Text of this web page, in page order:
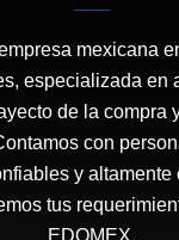
mexicana
especializada en
de la compra
con
y altamente
tus
EDOMEX.